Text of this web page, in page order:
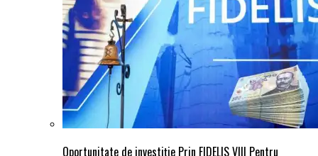
Oportunitate de investiție Prin FIDELIS VIII Pentru